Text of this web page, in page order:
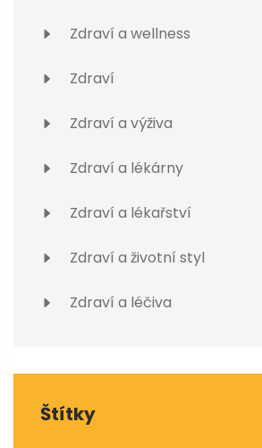
Zdraví a wellness
Zdraví
Zdraví a výživa
Zdraví a lékárny
Zdraví a lékařství
Zdraví a životní styl
Zdraví a léčiva
Štítky